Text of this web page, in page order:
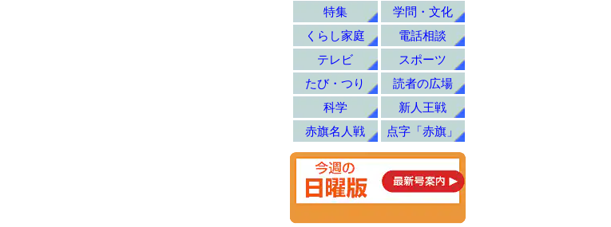
特集
学問・文化
くらし家庭
電話相談
テレビ
スポーツ
たび・つり
読者の広場
科学
新人王戦
赤旗名人戦
点字「赤旗」